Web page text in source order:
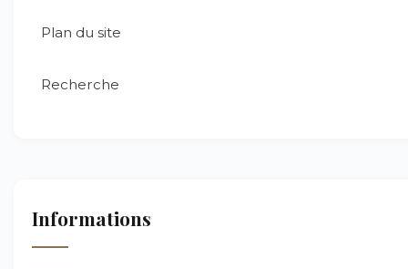
Plan du site
Recherche
Informations